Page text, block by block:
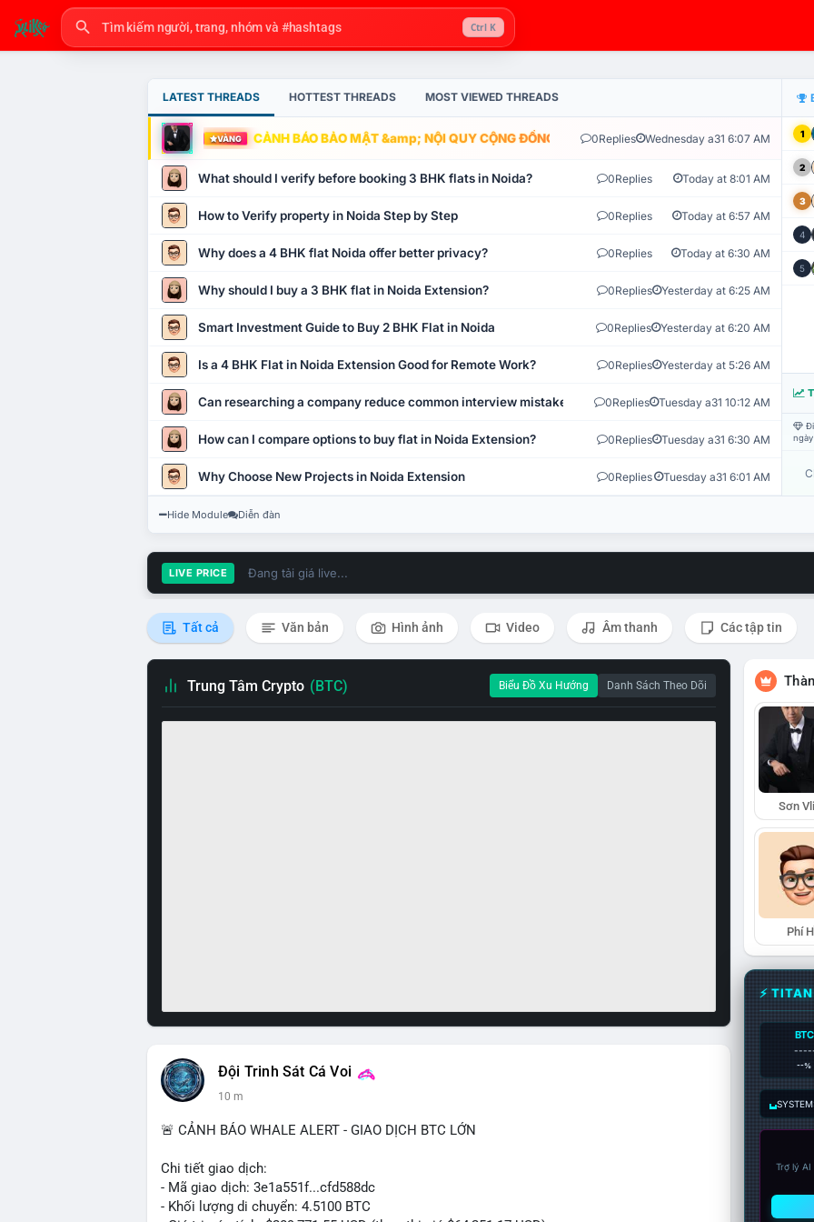
Ctrl K
LATEST THREADS HOTTEST THREADS MOST VIEWED THREADS
VÀNG CẢNH BÁO BẢO MẬT &amp; NỘI QUY CỘNG ĐỒNG VLIKE.VN: HỆ THỐNG GIÁM SÁT TỰ
0Replies Wednesday a31 6:07 AM
What should I verify before booking 3 BHK flats in Noida? 0Replies Today at 8:01 AM
How to Verify property in Noida Step by Step 0Replies Today at 6:57 AM
Why does a 4 BHK flat Noida offer better privacy? 0Replies Today at 6:30 AM
Why should I buy a 3 BHK flat in Noida Extension? 0Replies Yesterday at 6:25 AM
Smart Investment Guide to Buy 2 BHK Flat in Noida 0Replies Yesterday at 6:20 AM
Is a 4 BHK Flat in Noida Extension Good for Remote Work? 0Replies Yesterday at 5:26 AM
Can researching a company reduce common interview mistakes? 0Replies Tuesday a31 10:12 AM
How can I compare options to buy flat in Noida Extension? 0Replies Tuesday a31 6:30 AM
Why Choose New Projects in Noida Extension 0Replies Tuesday a31 6:01 AM
1
2
3
4
5
Hide Module Diễn đàn
LIVE PRICE Đang tải giá live...
Tất cả Văn bản Hình ảnh Video Âm thanh Các tập tin
Trung Tâm Crypto (BTC) Biểu Đồ Xu Hướng Danh Sách Theo Dõi
Đội Trinh Sát Cá Voi
10 m
🚨 CẢNH BÁO WHALE ALERT - GIAO DỊCH BTC LỚN
Chi tiết giao dịch:
- Mã giao dịch: 3e1a551f...cfd588dc
- Khối lượng di chuyển: 4.5100 BTC
Sơn
Phí
⚡
BTC
--%
Trợ lý